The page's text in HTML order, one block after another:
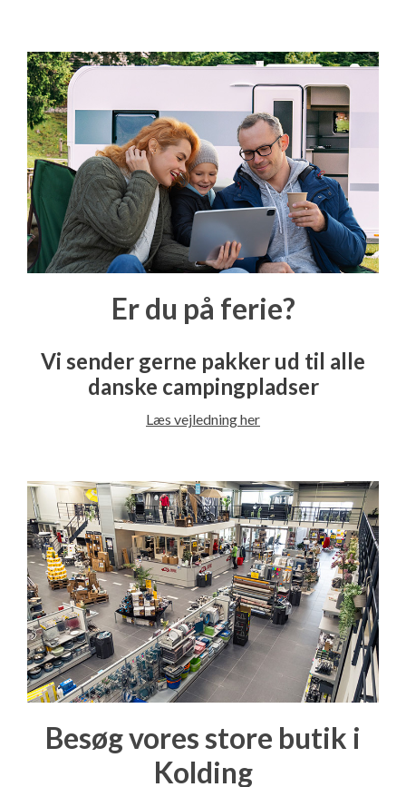
Er du på ferie?
Vi sender gerne pakker ud til alle
danske campingpladser
Læs vejledning her
Besøg vores store butik i
Kolding